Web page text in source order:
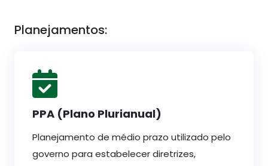
Planejamentos:
PPA (Plano Plurianual)
Planejamento de médio prazo utilizado pelo
governo para estabelecer diretrizes,